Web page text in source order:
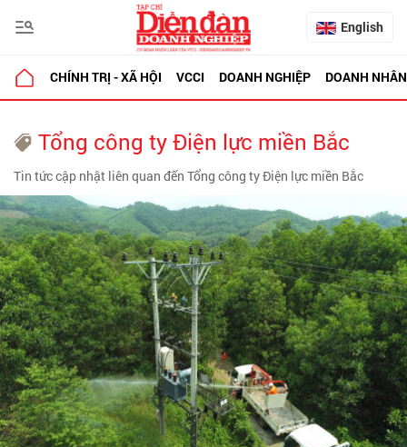
English
CHÍNH TRỊ - XÃ HỘI VCCI DOANH NGHIỆP DOANH NHÂN
Tổng công ty Điện lực miền Bắc
Tin tức cập nhật liên quan đến Tổng công ty Điện lực miền Bắc